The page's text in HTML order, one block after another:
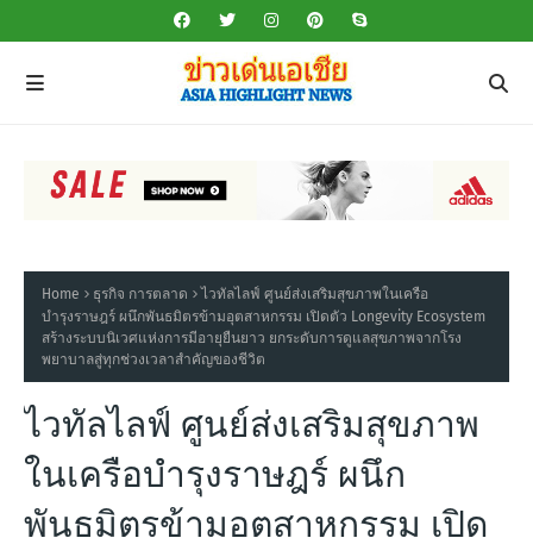
Home ธุรกิจ การตลาด
ไวทัลไลฟ์ ศูนย์ส่งเสริมสุขภาพในเครือ
บำรุงราษฎร์ ผนึกพันธมิตรข้ามอุตสาหกรรม เปิดตัว Longevity Ecosystem
สร้างระบบนิเวศแห่งการมีอายุยืนยาว ยกระดับการดูแลสุขภาพจากโรง
พยาบาลสู่ทุกช่วงเวลาสำคัญของชีวิต
ไวทัลไลฟ์ ศูนย์ส่งเสริมสุขภาพ
ในเครือบำรุงราษฎร์ ผนึก
พันธมิตรข้ามอุตสาหกรรม เปิด